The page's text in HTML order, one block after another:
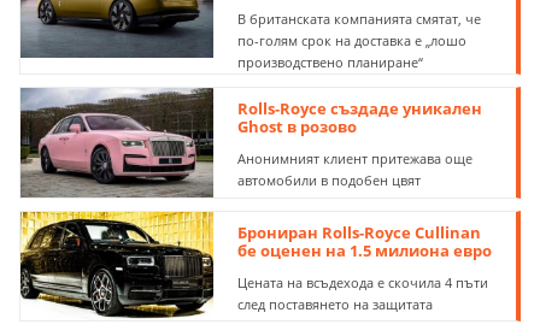
В британската компанията смятат, че
по-голям срок на доставка е „лошо
производствено планиране“
Rolls-Royce създаде уникален
Ghost в розово
Анонимният клиент притежава още
автомобили в подобен цвят
Брониран Rolls-Royce Cullinan
бе оценен на 1.5 милиона евро
Цената на всъдехода е скочила 4 пъти
след поставянето на защитата